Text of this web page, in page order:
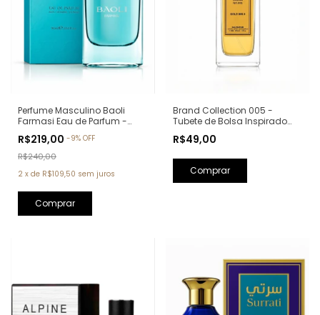
Perfume Masculino Baoli
Farmasi Eau de Parfum -
Homme Bvlgari)
R$219,00 -9% OFF
R$240,00
2 x de R$109,50 sem juros
Brand Collection 005 -
Tubete de Bolsa Inspirado
R$49,00